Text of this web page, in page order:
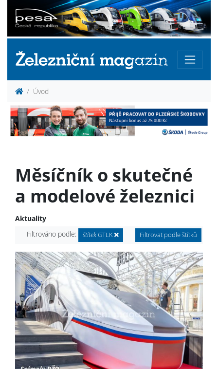
Úvod
Měsíčník o skutečné
a modelové železnici
Aktuality
Filtrováno podle:
štítekGTLK Filtrovat podle štítků